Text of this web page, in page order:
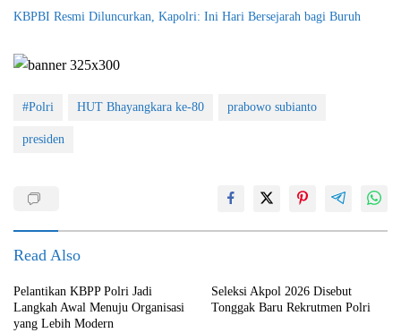
KBPBI Resmi Diluncurkan, Kapolri: Ini Hari Bersejarah bagi Buruh
#Polri HUT Bhayangkara ke-80 prabowo subianto
presiden
Read Also
Pelantikan KBPP Polri Jadi
Langkah Awal Menuju Organisasi
yang Lebih Modern
Seleksi Akpol 2026 Disebut
Tonggak Baru Rekrutmen Polri